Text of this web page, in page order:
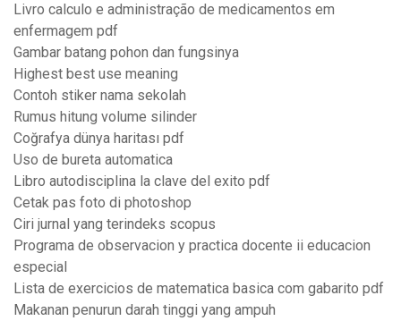
Livro calculo e administração de medicamentos em
enfermagem pdf
Gambar batang pohon dan fungsinya
Highest best use meaning
Contoh stiker nama sekolah
Rumus hitung volume silinder
Coğrafya dünya haritası pdf
Uso de bureta automatica
Libro autodisciplina la clave del exito pdf
Cetak pas foto di photoshop
Ciri jurnal yang terindeks scopus
Programa de observacion y practica docente ii educacion
especial
Lista de exercicios de matematica basica com gabarito pdf
Makanan penurun darah tinggi yang ampuh